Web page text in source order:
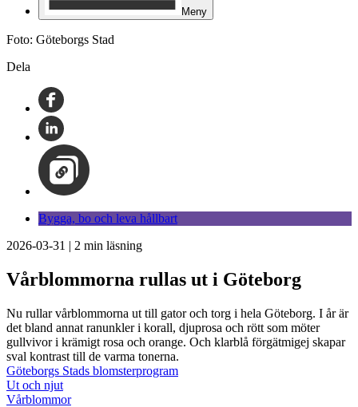
Meny
Foto: Göteborgs Stad
Dela
Bygga, bo och leva hållbart
2026-03-31 | 2 min läsning
Vårblommorna rullas ut i Göteborg
Nu rullar vårblommorna ut till gator och torg i hela Göteborg. I år är
det bland annat ranunkler i korall, djuprosa och rött som möter
gullvivor i krämigt rosa och orange. Och klarblå förgätmigej skapar
sval kontrast till de varma tonerna.
Göteborgs Stads blomsterprogram
Ut och njut
Vårblommor